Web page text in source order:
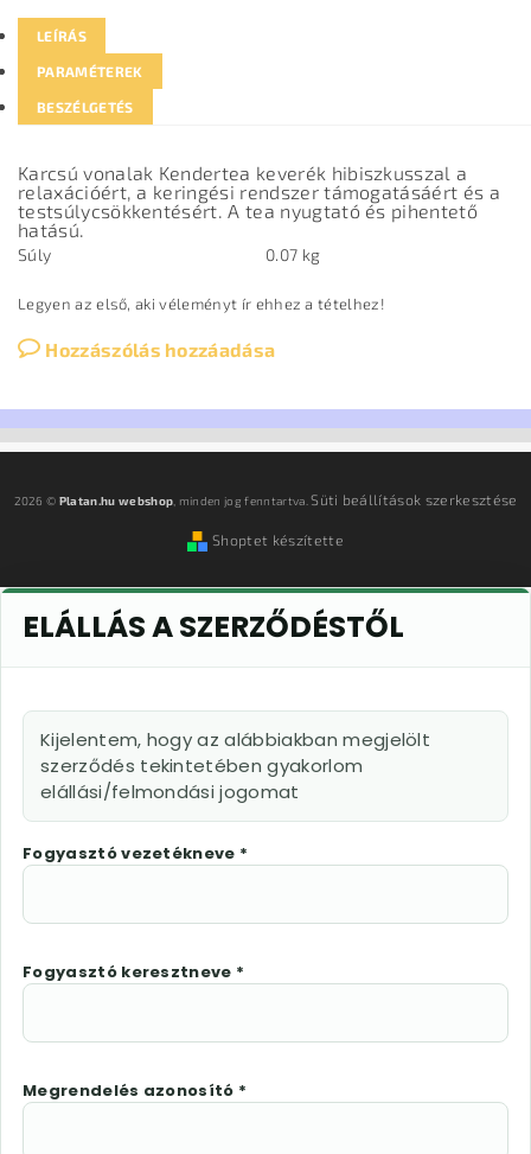
LEÍRÁS
PARAMÉTEREK
BESZÉLGETÉS
Karcsú vonalak Kendertea keverék hibiszkusszal a
relaxációért, a keringési rendszer támogatásáért és a
testsúlycsökkentésért. A tea nyugtató és pihentető
hatású.
Súly 0.07 kg
Legyen az első, aki véleményt ír ehhez a tételhez!
Hozzászólás hozzáadása
2026 © Platan.hu webshop , minden jog fenntartva.Süti beállítások szerkesztése
Shoptet készítette
ELÁLLÁS A SZERZŐDÉSTŐL
Kijelentem, hogy az alábbiakban megjelölt
szerződés tekintetében gyakorlom
elállási/felmondási jogomat
Fogyasztó vezetékneve *
Fogyasztó keresztneve *
Megrendelés azonosító *